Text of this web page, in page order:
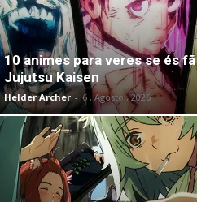
10 animes para veres se és
Jujutsu Kaisen
Helder Archer - 6 , Agosto , 2026